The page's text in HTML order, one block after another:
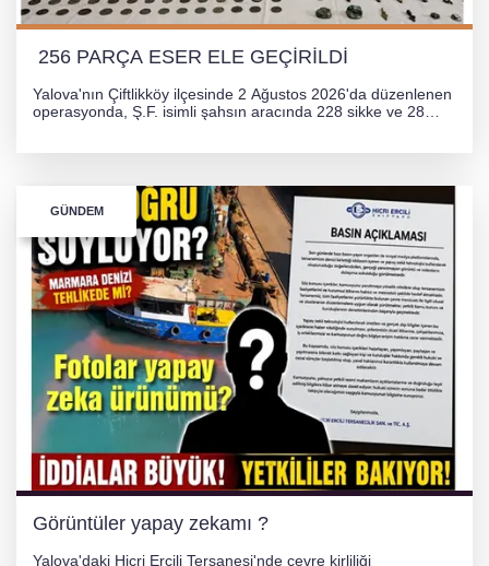
256 PARÇA ESER ELE GEÇİRİLDİ
Yalova'nın Çiftlikköy ilçesinde 2 Ağustos 2026'da düzenlenen
operasyonda, Ş.F. isimli şahsın aracında 228 sikke ve 28
GÜNDEM
Görüntüler yapay zekamı ?
Yalova'daki Hicri Ercili Tersanesi'nde çevre kirliliği